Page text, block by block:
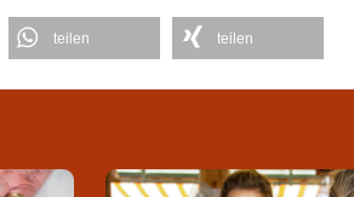
teilen teilen